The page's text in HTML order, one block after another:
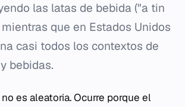
las latas de bebida ("a tin
que en Estados Unidos
casi todos los contextos de
bebidas.
es aleatoria. Ocurre porque el